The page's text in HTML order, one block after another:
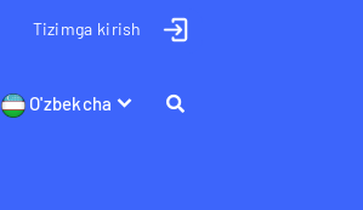
Tizimga kirish
O'zbekcha